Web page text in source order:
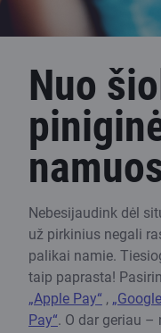
Nuo
Nebesijaudink dėl
už pirkinius negali
palikai namie.
taip paprasta!
„Apple Pay“ ,
Pay“. O dar geriau